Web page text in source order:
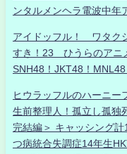
ンタルメンヘラ電波中年
アイドッフル！ ワタク
すき！23 ひうらのアニ
SNH48！JKT48！
ヒウラッフルのハーニー
生前整理人！孤立し孤独
完結編＞ キャッシング
つ病統合失調症14年生